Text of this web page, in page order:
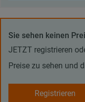
Sie sehen keinen
JETZT registrieren
Preise zu sehen und
Registrieren